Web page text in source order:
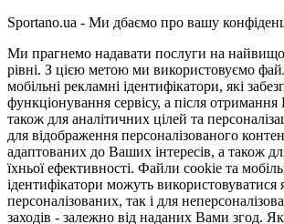
Sportano.ua - Ми дбаємо про вашу
Ми прагнемо надавати послуги на
рівні. З цією метою ми використовуємо
мобільні рекламні ідентифікатори, які
функціонування сервісу, а після
також для аналітичних цілей та
для відображення персоналізованого
адаптованих до Ваших інтересів, а також
їхньої ефективності. Файли cookie та
ідентифікатори можуть використовуватися
персоналізованих, так і для
заходів - залежно від наданих Вами згод.